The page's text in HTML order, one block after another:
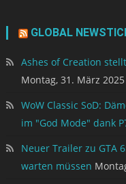
GLOBAL
Ashes of Creation
Montag, 31. März 2025
WoW Classic SoD:
im "God Mode" dank
Neuer Trailer zu GTA
warten müssen